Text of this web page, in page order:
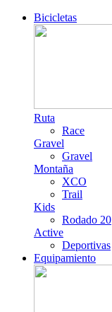
Bicicletas
Ruta
Race
Gravel
Gravel
Montaña
XCO
Trail
Kids
Rodado 20
Active
Deportivas
Equipamiento